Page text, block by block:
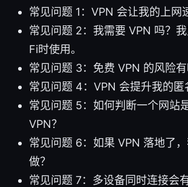
常见问题 1：VPN 会让我的上网
常见问题 2：我需要 VPN 吗？
Fi时使用。
常见问题 3：免费 VPN 的风险有
常见问题 4：VPN 会提升我的匿
常见问题 5：如何判断一个网站
VPN？
常见问题 6：如果 VPN 落地了
做？
常见问题 7：多设备同时连接会